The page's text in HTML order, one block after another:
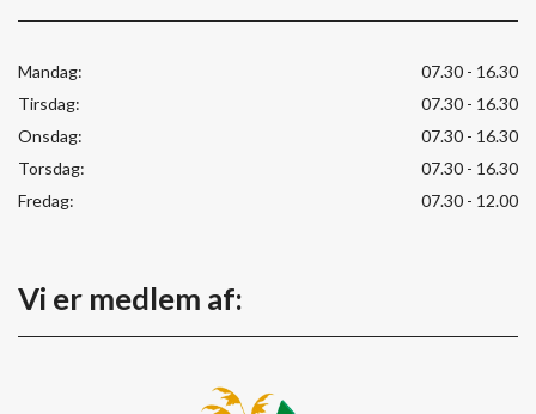
Mandag:
07.30 - 16.30
Tirsdag:
07.30 - 16.30
Onsdag:
07.30 - 16.30
Torsdag:
07.30 - 16.30
Fredag:
07.30 - 12.00
Vi er medlem af: